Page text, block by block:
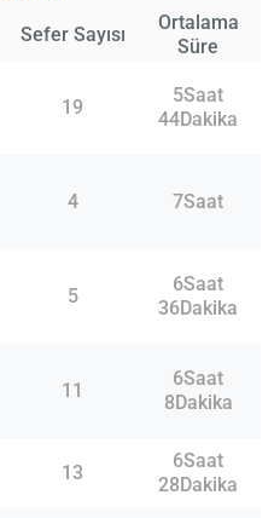
Sefer Sayısı
Ortalama
Süre
19
5Saat
44Dakika
4 7Saat
5
6Saat
36Dakika
11
6Saat
8Dakika
13
6Saat
28Dakika